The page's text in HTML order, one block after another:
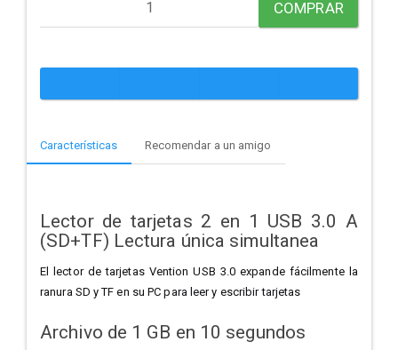
COMPRAR
Características Recomendar a un amigo
Lector de tarjetas 2 en 1 USB 3.0 A
(SD+TF) Lectura única simultanea
El lector de tarjetas Vention USB 3.0 expande fácilmente la
ranura SD y TF en su PC para leer y escribir tarjetas
Archivo de 1 GB en 10 segundos